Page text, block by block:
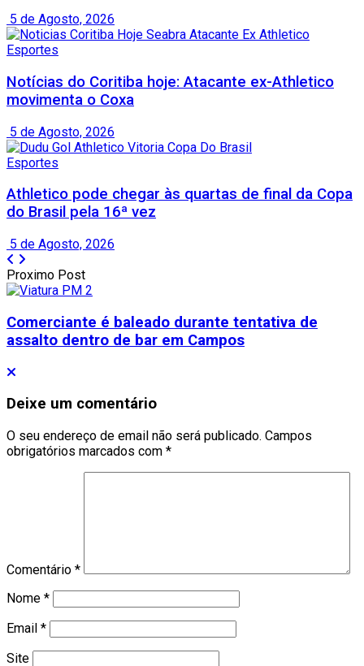
5 de Agosto, 2026
Esportes
Notícias do Coritiba hoje: Atacante ex-Athletico
movimenta o Coxa
5 de Agosto, 2026
Esportes
Athletico pode chegar às quartas de final da Copa
do Brasil pela 16ª vez
5 de Agosto, 2026
Proximo Post
Comerciante é baleado durante tentativa de
assalto dentro de bar em Campos
Deixe um comentário
O seu endereço de email não será publicado. Campos
obrigatórios marcados com *
Comentário *
Nome *
Email *
Site